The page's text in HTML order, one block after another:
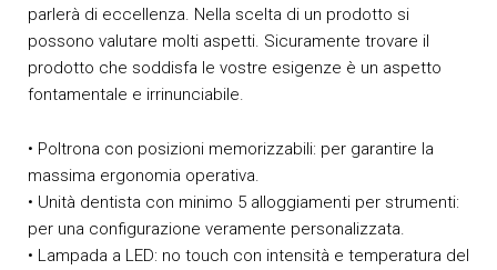
parlerà di eccellenza. Nella scelta di un prodotto si
possono valutare molti aspetti. Sicuramente trovare il
prodotto che soddisfa le vostre esigenze è un aspetto
fontamentale e irrinunciabile.
• Poltrona con posizioni memorizzabili: per garantire la
massima ergonomia operativa.
• Unità dentista con minimo 5 alloggiamenti per strumenti:
per una configurazione veramente personalizzata.
• Lampada a LED: no touch con intensità e temperatura del